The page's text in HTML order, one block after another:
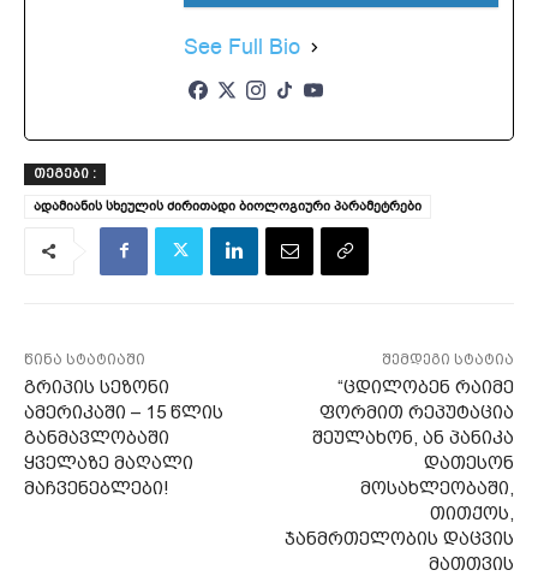
See Full Bio
ᲗᲔᲒᲔᲑᲘ :
ადამიანის სხეულის ძირითადი ბიოლოგიური პარამეტრები
წინა სტატიაში
გრიპის სეზონი
ამერიკაში – 15 წლის
განმავლობაში
ყველაზე მაღალი
მაჩვენებლები!
შემდეგი სტატია
“ცდილობენ რაიმე
ფორმით რეპუტაცია
შეულახონ, ან პანიკა
დათესონ
მოსახლეობაში,
თითქოს,
ჯანმრთელობის დაცვის
მათთვის